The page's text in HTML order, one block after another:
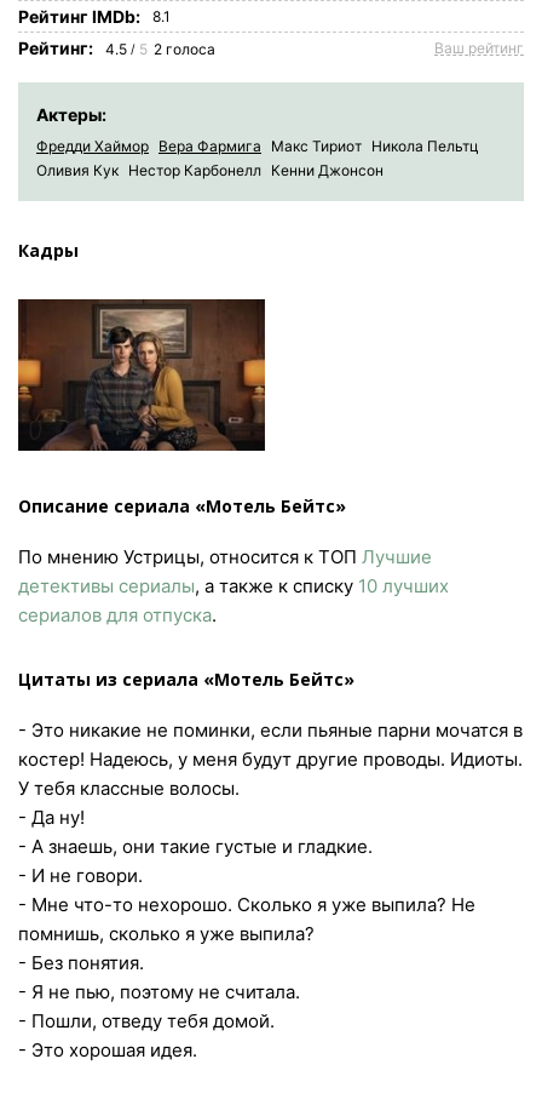
Рейтинг IMDb: 8.1
Рейтинг: 4.5 / 5 2 голоса Ваш рейтинг
Актеры:
Фредди Хаймор Вера Фармига Макс Тириот Никола Пельтц
Оливия Кук Нестор Карбонелл Кенни Джонсон
Кадры
Описание сериала «Мотель Бейтс»
По мнению Устрицы, относится к ТОП Лучшие
детективы сериалы, а также к списку 10 лучших
сериалов для отпуска.
Цитаты из сериала «Мотель Бейтс»
- Это никакие не поминки, если пьяные парни мочатся в
костер! Надеюсь, у меня будут другие проводы. Идиоты.
У тебя классные волосы.
- Да ну!
- А знаешь, они такие густые и гладкие.
- И не говори.
- Мне что-то нехорошо. Сколько я уже выпила? Не
помнишь, сколько я уже выпила?
- Без понятия.
- Я не пью, поэтому не считала.
- Пошли, отведу тебя домой.
- Это хорошая идея.